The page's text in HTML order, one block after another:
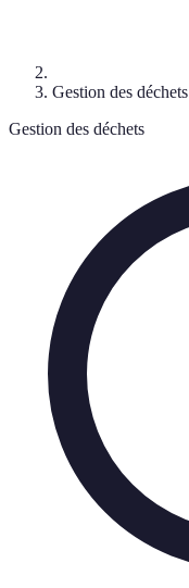
Gestion des déchets
Gestion des déchets